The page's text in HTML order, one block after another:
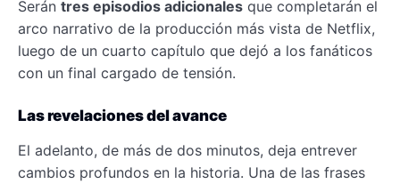
Serán tres episodios adicionales que completarán el
arco narrativo de la producción más vista de Netflix,
luego de un cuarto capítulo que dejó a los fanáticos
con un final cargado de tensión.
Las revelaciones del avance
El adelanto, de más de dos minutos, deja entrever
cambios profundos en la historia. Una de las frases